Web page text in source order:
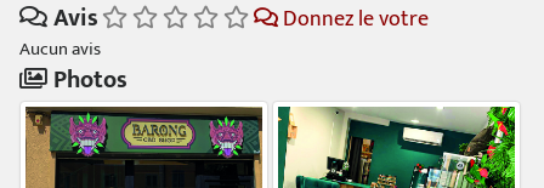
Avis Donnez le votre
Aucun avis
Photos